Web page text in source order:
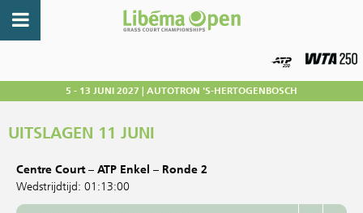
5 - 13 JUNI 2027 | AUTOTRON 'S-HERTOGENBOSCH
UITSLAGEN 11 JUNI
Centre Court – ATP Enkel – Ronde 2
Wedstrijdtijd: 01:13:00